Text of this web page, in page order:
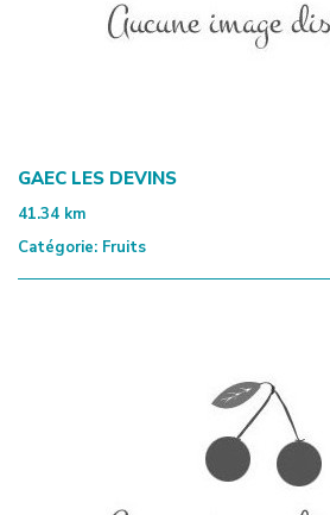
GAEC LES DEVINS
41.34 km
Catégorie: Fruits